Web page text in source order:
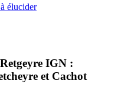
élucider
IGN :
et Cachot